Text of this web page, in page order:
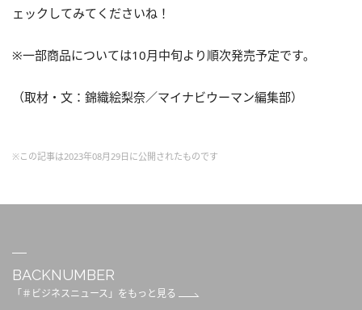
ェックしてみてくださいね！
※一部商品については10月中旬より順次発売予定です。
（取材・文：錦織絵梨奈／マイナビウーマン編集部）
※この記事は2023年08月29日に公開されたものです
BACKNUMBER
「＃ビジネスニュース」をもっと見る